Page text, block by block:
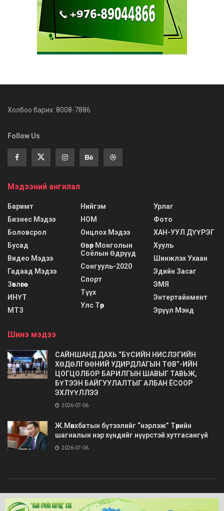
Холбоо барих: 8008-7886
Follow Us
Мэдээний ангилал
Баримт
Бизнес Мэдээ
Боловсрол
Бусад
Видео Мэдээ
Гадаад Мэдээ
Зөвлөгөө
ИНҮТ
МТЗ
Нийгэм
НОМ
Онцлох Мэдээ
Өвөр Монголын
Соёлын Өдрүүд
Сонгууль-2020
Спорт
Түүх
Улс Төр
Урлаг
Фото
ХАН-УУЛ ДҮҮРЭГ
Хууль
Шинжлэх Ухаан
Эдийн Засаг
ЭМЯ
Энтертайнмент
Эрүүл Мэнд
Шинэ мэдээ
САЙНШАНД ДАХЬ “БҮСИЙН НИСЛЭГИЙН
ХӨДӨЛГӨӨНИЙ УДИРДЛАГЫН ТӨВ”-ИЙН
ЦОГЦОЛБОР БАРИЛГЫН ШАВЫГ ТАВЬЖ,
БҮТЭЭН БАЙГУУЛАЛТЫГ АЛБАН ЁСООР
ЭХЛҮҮЛЛЭЭ
2026-07-06
Ж.Мөнхбатын бүтээлийг “нэрлэж” Төрийн
шагналын нэр хүндийг нүүрстэй хутгасангүй
2026-07-06
© 2020 Barimt.com- Зохиогчийн эрх хуулиар хамгаалагдсан. Загварыг